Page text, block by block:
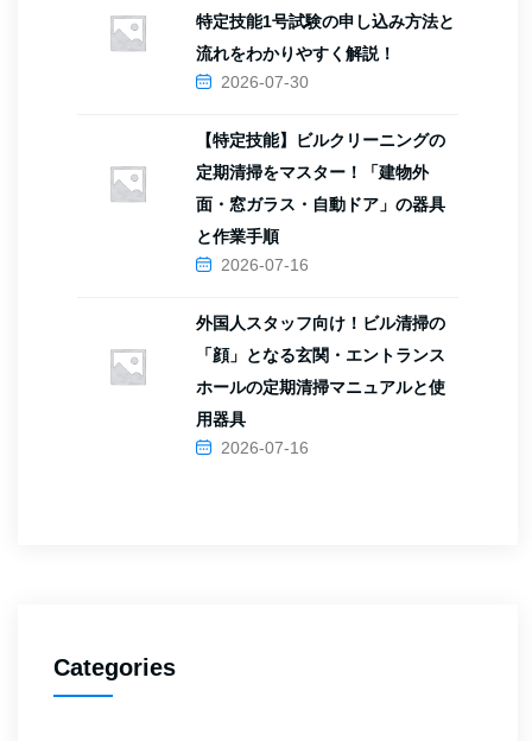
特定技能1号試験の申し込み方法と
流れをわかりやすく解説！
2026-07-30
【特定技能】ビルクリーニングの
定期清掃をマスター！「建物外
面・窓ガラス・自動ドア」の器具
と作業手順
2026-07-16
外国人スタッフ向け！ビル清掃の
「顔」となる玄関・エントランス
ホールの定期清掃マニュアルと使
用器具
2026-07-16
Categories